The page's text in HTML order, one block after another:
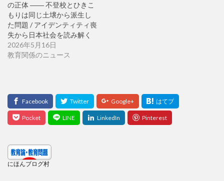
の正体 ―― 不登校とひきこ
もりは同じ土壌から派生し
た問題 / アイデンティティ喪
失から日本社会を読み解く
2026年5月16日
教育関係のニュース
にほんブログ村